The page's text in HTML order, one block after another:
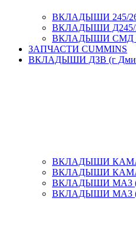
ВКЛАДЫШИ 245/
ВКЛАДЫШИ
ВКЛАДЫШИ СМД
ЗАПЧАСТИ CUMMINS
ВКЛАДЫШИ ДЗВ (г
ВКЛАДЫШИ
ВКЛАДЫШИ
ВКЛАДЫШИ МАЗ
ВКЛАДЫШИ МАЗ